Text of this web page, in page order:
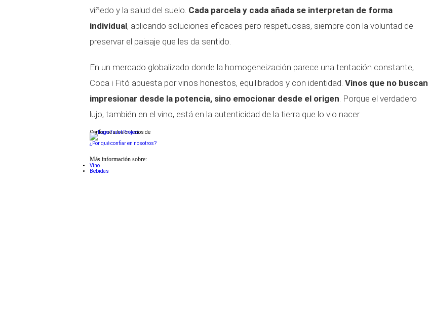
viñedo y la salud del suelo. Cada parcela y cada añada se interpretan de forma
individual, aplicando soluciones eficaces pero respetuosas, siempre con la voluntad de
preservar el paisaje que les da sentido.
En un mercado globalizado donde la homogeneización parece una tentación constante,
Coca i Fitó apuesta por vinos honestos, equilibrados y con identidad. Vinos que no buscan
impresionar desde la potencia, sino emocionar desde el origen. Porque el verdadero
lujo, también en el vino, está en la autenticidad de la tierra que lo vio nacer.
Conforme a los criterios de
¿Por qué confiar en nosotros?
Más información sobre:
Vino
Bebidas